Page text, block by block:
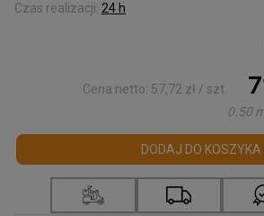
i galanteria
Mapy Świata
Akcesoria
Tablice w ramce
Czas realizacji: 24 h
Cena netto: 57,72 zł / szt.
0.50
DODAJ DO KOSZYKA